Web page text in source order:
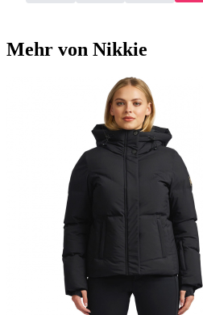
Mehr von Nikkie